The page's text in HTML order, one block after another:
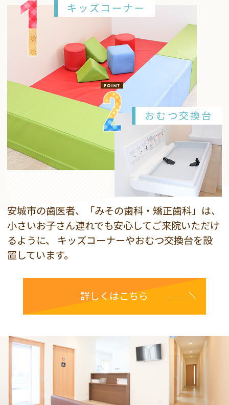
キッズコーナー
おむつ交換台
安城市の歯医者、「みその歯科・矯正歯科」は、
小さいお子さん連れでも安心してご来院いただけ
るように、
キッズコーナーやおむつ交換台を設
置しています。
詳しくはこちら